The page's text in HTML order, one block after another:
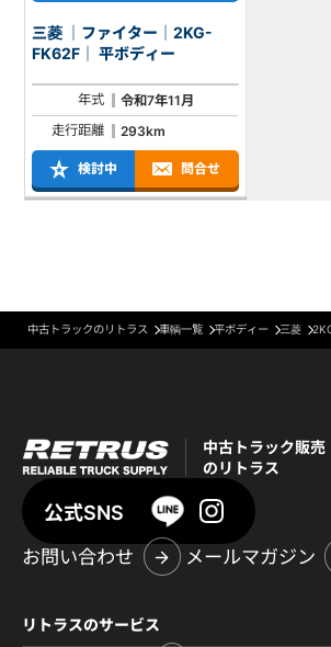
三菱 ｜ファイター｜2KG-
FK62F｜ 平ボディー
年式
令和7年11月
走行距離
293km
検討中 問合せ
中古トラックのリトラス 車輌一覧 平ボディー 三菱
中古トラック販
のリトラス
公式SNS
お問い合わせ
メールマガジン
リトラスのサービス